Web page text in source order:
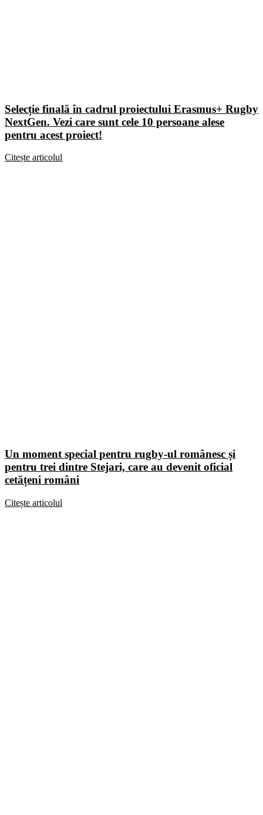
Selecție finală în cadrul proiectului Erasmus+ Rugby
NextGen. Vezi care sunt cele 10 persoane alese
pentru acest proiect!
Citește articolul
Un moment special pentru rugby-ul românesc și
pentru trei dintre Stejari, care au devenit oficial
cetățeni români
Citește articolul